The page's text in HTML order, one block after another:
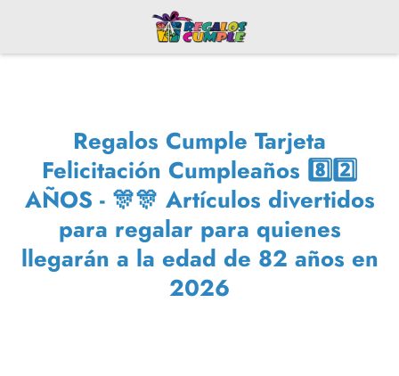
Regalos Cumple Tarjeta
Felicitación Cumpleaños 8️⃣2️⃣
AÑOS - 🎊🎊 Artículos divertidos
para regalar para quienes
llegarán a la edad de 82 años en
2026